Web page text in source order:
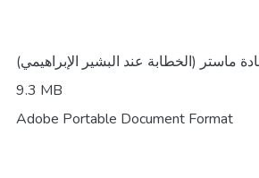
9.3 MB
Adobe Portable Document Format